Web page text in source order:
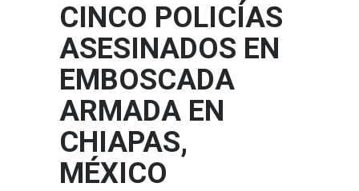
CINCO POLICÍAS
ASESINADOS EN
EMBOSCADA
ARMADA EN
CHIAPAS,
MÉXICO